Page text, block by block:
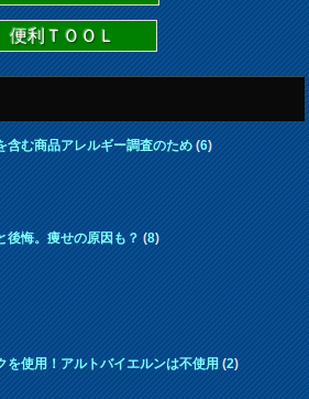
利ＴＯＯＬ
含む商品アレルギー調査のため(6)
後悔。痩せの原因も？(8)
を使用！アルトバイエルンは不使用(2)